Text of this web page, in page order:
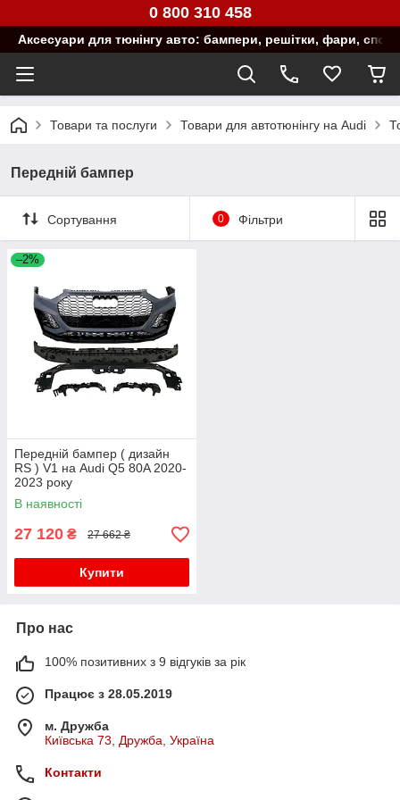
0 800 310 458
Аксесуари для тюнінгу авто: бампери, решітки, фари,
Товари та послуги Товари для автотюнінгу на Audi
Передній бампер
Сортування 0 Фільтри
–2%
Передній бампер ( дизайн
RS ) V1 на Audi Q5 80A 2020-
2023 року
В наявності
27 120 ₴ 27 662 ₴
Купити
Про нас
100% позитивних з 9 відгуків за рік
Працює з 28.05.2019
м. Дружба
Київська 73, Дружба, Україна
Контакти